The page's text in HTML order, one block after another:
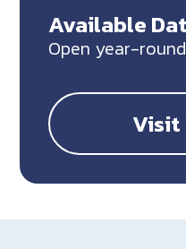
Available
Open year-round
Visit